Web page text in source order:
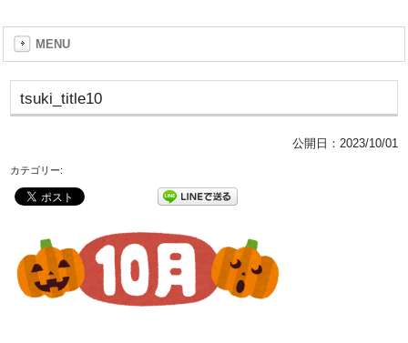
MENU
tsuki_title10
公開日： 2023/10/01
カテゴリー: